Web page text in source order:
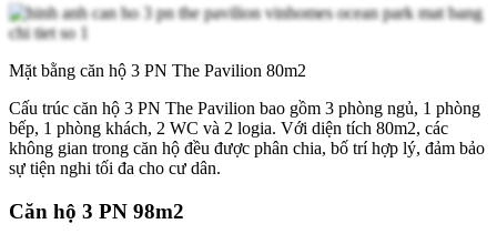
Mặt bằng căn hộ 3 PN The Pavilion 80m2
Cấu trúc căn hộ 3 PN The Pavilion bao gồm 3 phòng ngủ, 1 phòng
bếp, 1 phòng khách, 2 WC và 2 logia. Với diện tích 80m2, các
không gian trong căn hộ đều được phân chia, bố trí hợp lý, đảm bảo
sự tiện nghi tối đa cho cư dân.
Căn hộ 3 PN 98m2